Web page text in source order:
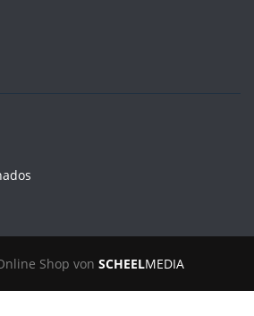
Shop von SCHEELMEDIA